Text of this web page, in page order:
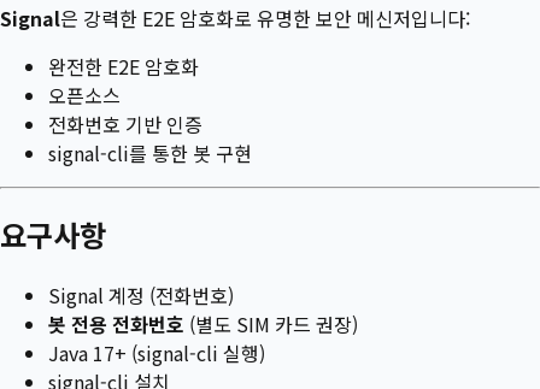
Signal은 강력한 E2E 암호화로 유명한 보안 메신저입니다:
완전한 E2E 암호화
오픈소스
전화번호 기반 인증
signal-cli를 통한 봇 구현
요구사항
Signal 계정 (전화번호)
봇 전용 전화번호 (별도 SIM 카드 권장)
Java 17+ (signal-cli 실행)
signal-cli 설치